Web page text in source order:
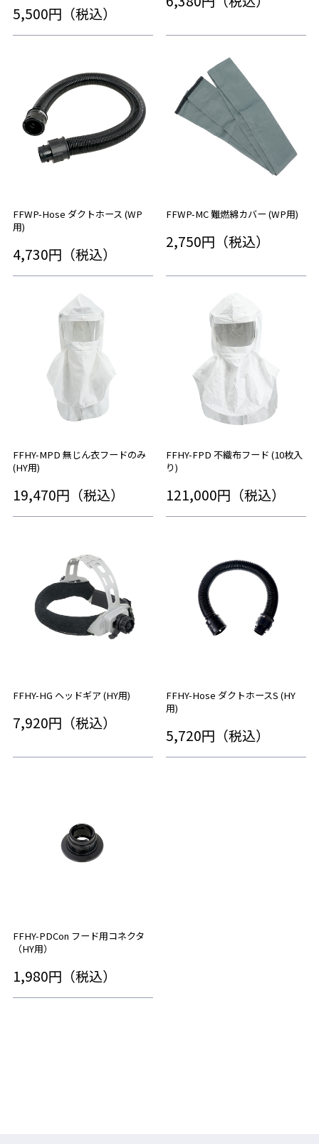
5,500円（税込）
FFWP-Hose ダクトホース (WP
用)
4,730円（税込）
FFWP-MC 難燃綿カバー (WP用)
2,750円（税込）
FFHY-MPD 無じん衣フードのみ
(HY用)
19,470円（税込）
FFHY-FPD 不織布フード (10枚入
り)
121,000円（税込）
FFHY-HG ヘッドギア (HY用)
7,920円（税込）
FFHY-Hose ダクトホースS (HY
用)
5,720円（税込）
FFHY-PDCon フード用コネクタ
（HY用）
1,980円（税込）